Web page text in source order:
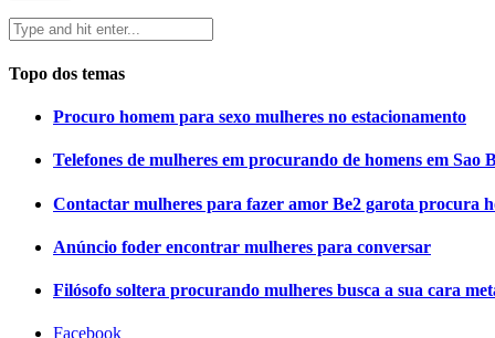
Topo dos temas
Procuro homem para sexo mulheres no estacionamento
Telefones de mulheres em procurando de homens em Sao
Contactar mulheres para fazer amor Be2 garota procura
Anúncio foder encontrar mulheres para conversar
Filósofo soltera procurando mulheres busca a sua cara
Facebook